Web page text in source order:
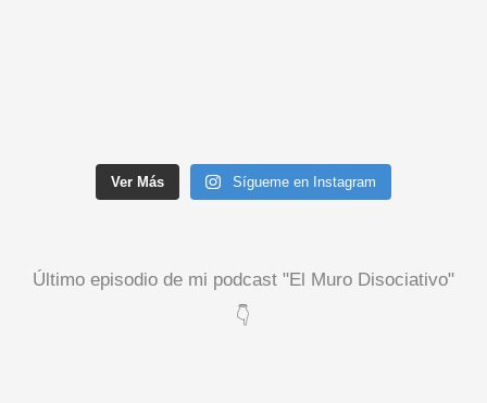
Ver Más Sígueme en Instagram
Último episodio de mi podcast "El Muro Disociativo"
👇